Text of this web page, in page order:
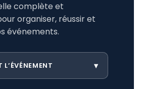
complète et
organiser, réussir et
événements.
L’ÉVÉNEMENT